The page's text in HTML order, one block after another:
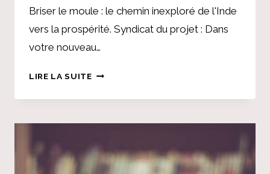
Briser le moule : le chemin inexploré de l'Inde
vers la prospérité. Syndicat du projet : Dans
votre nouveau…
LIRE LA SUITERAGHURAM
RAJANDIT